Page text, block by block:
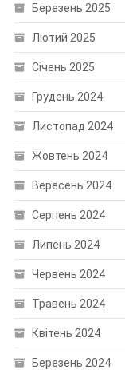
Березень 2025
Лютий 2025
Січень 2025
Грудень 2024
Листопад 2024
Жовтень 2024
Вересень 2024
Серпень 2024
Липень 2024
Червень 2024
Травень 2024
Квітень 2024
Березень 2024